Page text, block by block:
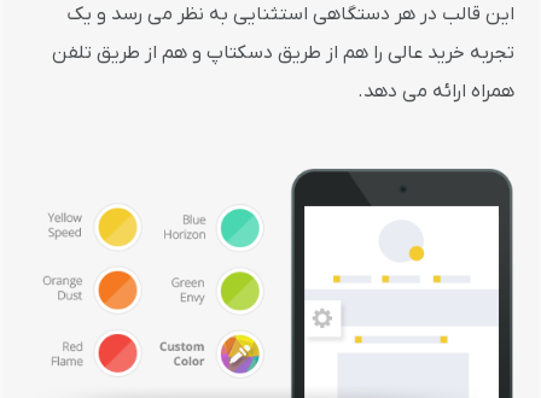
این قالب در هر دستگاهی استثنایی به نظر می رسد و یک
تجربه خرید عالی را هم از طریق دسکتاپ و هم از طریق تلفن
همراه ارائه می دهد.